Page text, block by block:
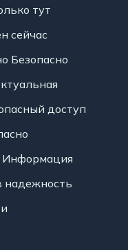
тут
сейчас
Безопасно
доступ
Информация
надежность